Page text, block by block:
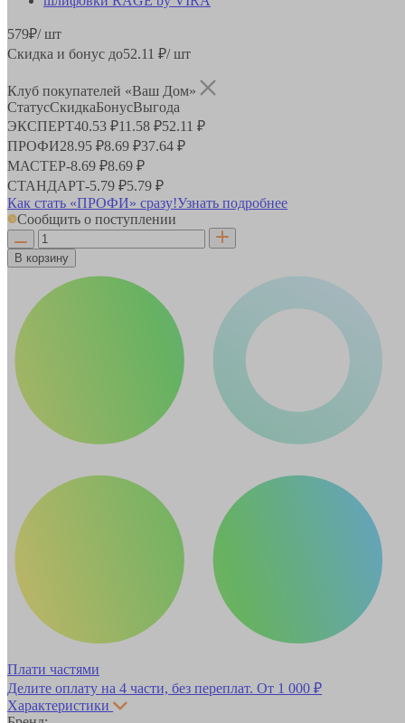
579₽/ шт
Скидка и бонус до52.11 ₽/ шт
Клуб покупателей «Ваш Дом»
СтатусСкидкаБонусВыгода
ЭКСПЕРТ40.53 ₽11.58 ₽52.11 ₽
ПРОФИ28.95 ₽8.69 ₽37.64 ₽
МАСТЕР-8.69 ₽8.69 ₽
СТАНДАРТ-5.79 ₽5.79 ₽
Как стать «ПРОФИ» сразу!Узнать подробнее
Сообщить о поступлении
В корзину
Плати частями
Делите оплату на 4 части, без переплат. От 1 000 ₽
Характеристики